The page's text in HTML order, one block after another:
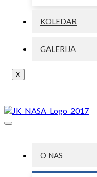
KOLEDAR
GALERIJA
X
O NAS